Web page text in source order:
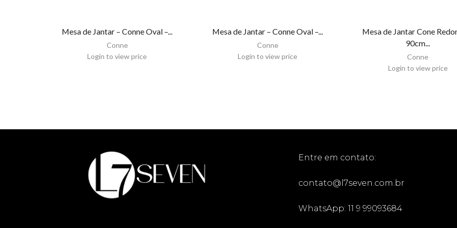
Mesa de Jantar – Conne Oval –...
Conne
Login to view price
Mesa de Jantar – Conne Oval –...
Conne
Login to view price
Mesa de Jantar Cone
90cm...
Conne
Login to view price
Entre em contato:
contato@l7seven.com.br
WhatsApp: 11 9 99093684